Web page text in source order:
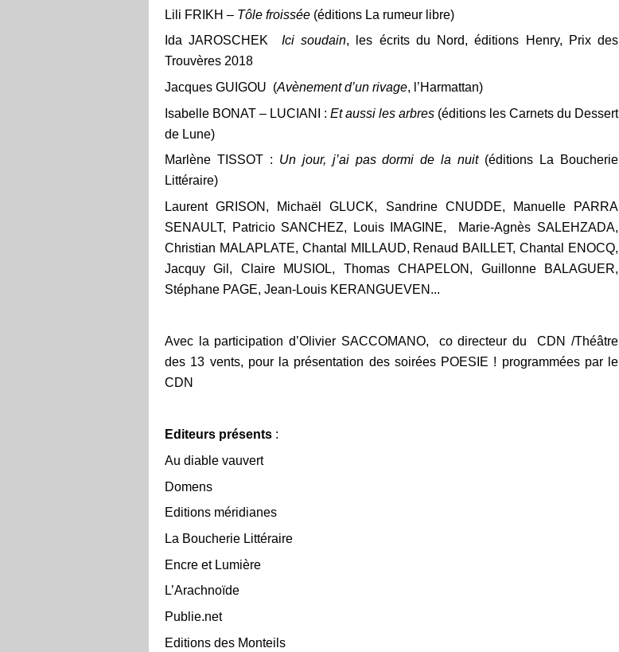
Lili FRIKH – Tôle froissée (éditions La rumeur libre)
Ida JAROSCHEK Ici soudain, les écrits du Nord, éditions Henry, Prix des
Trouvères 2018
Jacques GUIGOU (Avènement d’un rivage, l’Harmattan)
Isabelle BONAT – LUCIANI : Et aussi les arbres (éditions les Carnets du Dessert
de Lune)
Marlène TISSOT : Un jour, j’ai pas dormi de la nuit(éditions La Boucherie
Littéraire)
Laurent GRISON, Michaël GLUCK, Sandrine CNUDDE, Manuelle PARRA
SENAULT, Patricio SANCHEZ, Louis IMAGINE, Marie-Agnès SALEHZADA,
Christian MALAPLATE, Chantal MILLAUD, Renaud BAILLET, Chantal ENOCQ,
Jacquy Gil, Claire MUSIOL, Thomas CHAPELON, Guillonne BALAGUER,
Stéphane PAGE, Jean-Louis KERANGUEVEN...
Avec la participation d’Olivier SACCOMANO, co directeur du CDN /Théâtre
des 13 vents, pour la présentation des soirées POESIE ! programmées par le
CDN
Editeurs présents :
Au diable vauvert
Domens
Editions méridianes
La Boucherie Littéraire
Encre et Lumière
L’Arachnoïde
Publie.net
Editions des Monteils